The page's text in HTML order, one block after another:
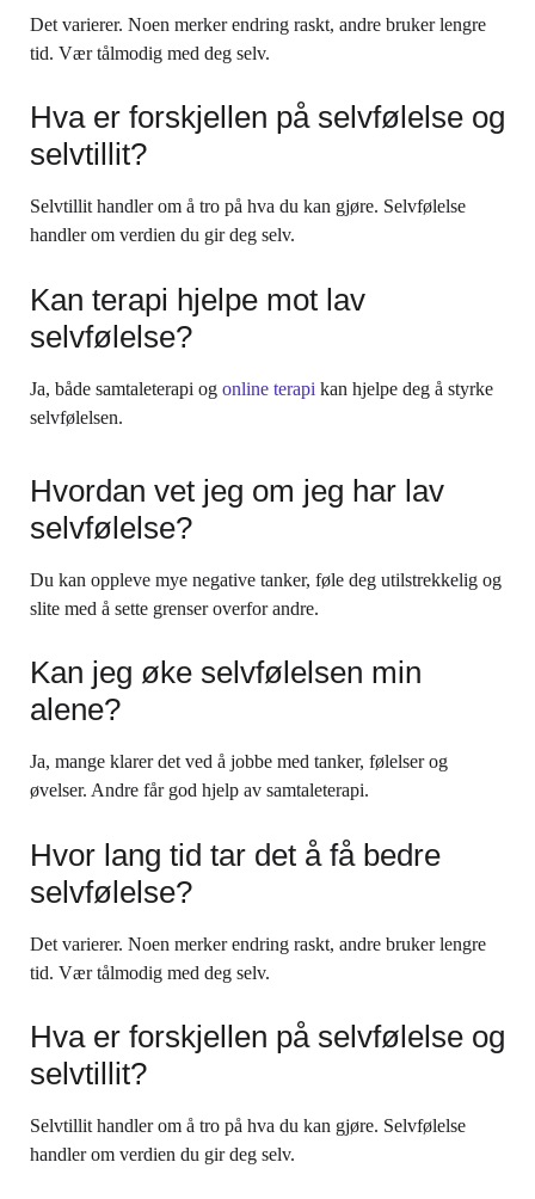
Det varierer. Noen merker endring raskt, andre bruker lengre
tid. Vær tålmodig med deg selv.
Hva er forskjellen på selvfølelse og
selvtillit?
Selvtillit handler om å tro på hva du kan gjøre. Selvfølelse
handler om verdien du gir deg selv.
Kan terapi hjelpe mot lav
selvfølelse?
Ja, både samtaleterapi og online terapi kan hjelpe deg å styrke
selvfølelsen.
Hvordan vet jeg om jeg har lav
selvfølelse?
Du kan oppleve mye negative tanker, føle deg utilstrekkelig og
slite med å sette grenser overfor andre.
Kan jeg øke selvfølelsen min
alene?
Ja, mange klarer det ved å jobbe med tanker, følelser og
øvelser. Andre får god hjelp av samtaleterapi.
Hvor lang tid tar det å få bedre
selvfølelse?
Det varierer. Noen merker endring raskt, andre bruker lengre
tid. Vær tålmodig med deg selv.
Hva er forskjellen på selvfølelse og
selvtillit?
Selvtillit handler om å tro på hva du kan gjøre. Selvfølelse
handler om verdien du gir deg selv.